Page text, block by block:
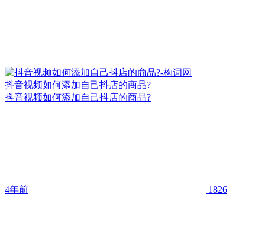
抖音视频如何添加自己抖店的商品?
抖音视频如何添加自己抖店的商品?
4年前 1826